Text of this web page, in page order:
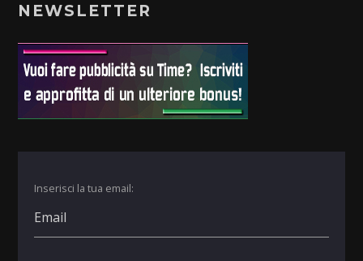
NEWSLETTER
Inserisci la tua email: